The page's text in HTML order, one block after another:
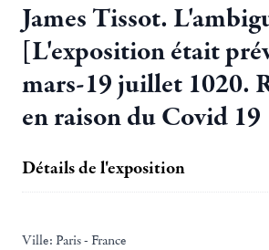
James Tissot.
[L'exposition était
mars-19 juillet 1020.
en raison du Covid 19
Détails de l'exposition
Ville: Paris - France